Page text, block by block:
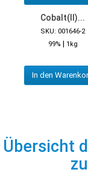
Cobalt(II)...
SKU: 001646-2
99% | 1kg
In den
Übersicht